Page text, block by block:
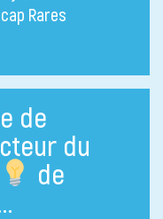
Rares
de
du
de